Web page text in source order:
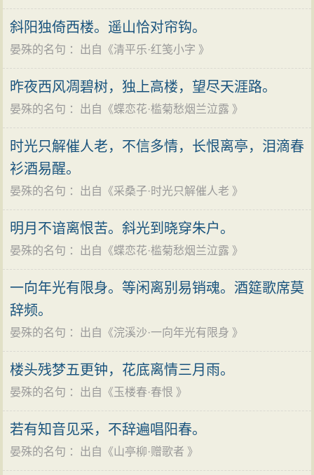
斜阳独倚西楼。遥山恰对帘钩。
晏殊的名句 ：出自《清平乐·红笺小字 》
昨夜西风凋碧树，独上高楼，望尽天涯路。
晏殊的名句 ：出自《蝶恋花·槛菊愁烟兰泣露 》
时光只解催人老，不信多情，长恨离亭，泪滴春
衫酒易醒。
晏殊的名句 ：出自《采桑子·时光只解催人老 》
明月不谙离恨苦。斜光到晓穿朱户。
晏殊的名句 ：出自《蝶恋花·槛菊愁烟兰泣露 》
一向年光有限身。等闲离别易销魂。酒筵歌席莫
辞频。
晏殊的名句 ：出自《浣溪沙·一向年光有限身 》
楼头残梦五更钟，花底离情三月雨。
晏殊的名句 ：出自《玉楼春·春恨 》
若有知音见采，不辞遍唱阳春。
晏殊的名句 ：出自《山亭柳·赠歌者 》